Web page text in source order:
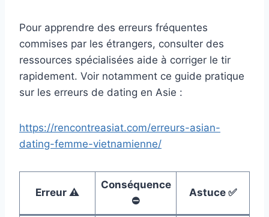
Pour apprendre des erreurs fréquentes
commises par les étrangers, consulter des
ressources spécialisées aide à corriger le tir
rapidement. Voir notamment ce guide pratique
sur les erreurs de dating en Asie :
https://rencontreasiat.com/erreurs-asian-
dating-femme-vietnamienne/
Erreur ⚠️
Conséquence
⛔
Astuce ✅